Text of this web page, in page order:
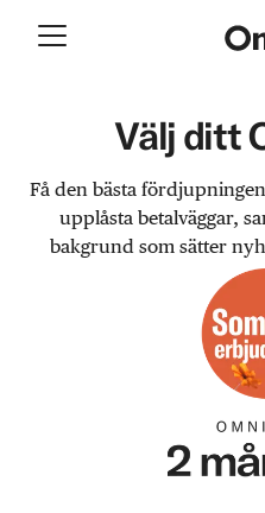
Välj ditt
Få den bästa
upplåsta betalväggar,
bakgrund som sätter